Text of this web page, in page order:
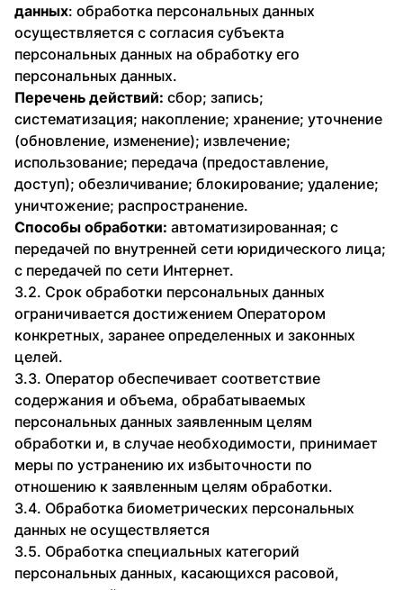
данных: обработка персональных данных
осуществляется с согласия субъекта
персональных данных на обработку его
персональных данных.
Перечень действий: сбор; запись;
систематизация; накопление; хранение; уточнение
(обновление, изменение); извлечение;
использование; передача (предоставление,
доступ); обезличивание; блокирование; удаление;
уничтожение; распространение.
Способы обработки: автоматизированная; с
передачей по внутренней сети юридического лица;
с передачей по сети Интернет.
3.2. Срок обработки персональных данных
ограничивается достижением Оператором
конкретных, заранее определенных и законных
целей.
3.3. Оператор обеспечивает соответствие
содержания и объема, обрабатываемых
персональных данных заявленным целям
обработки и, в случае необходимости, принимает
меры по устранению их избыточности по
отношению к заявленным целям обработки.
3.4. Обработка биометрических персональных
данных не осуществляется
3.5. Обработка специальных категорий
персональных данных, касающихся расовой,